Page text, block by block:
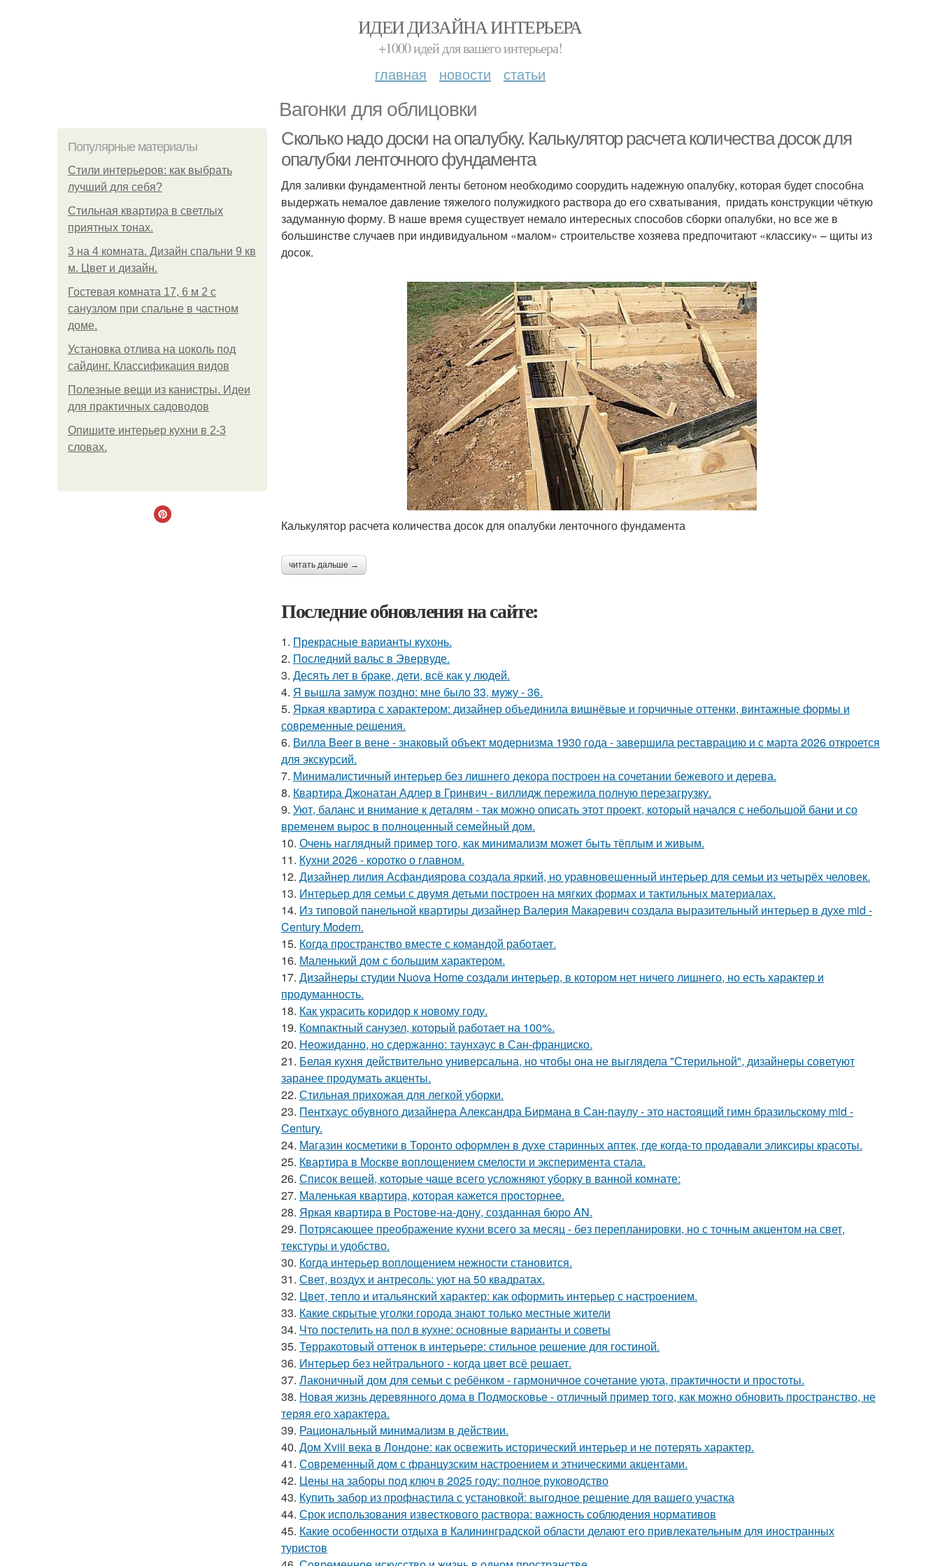
ИДЕИ ДИЗАЙНА ИНТЕРЬЕРА
+1000 идей для вашего интерьера!
главная новости статьи
Вагонки для облицовки
Популярные материалы
Стили интерьеров: как выбрать
лучший для себя?
Стильная квартира в светлых
приятных тонах.
3 на 4 комната. Дизайн спальни 9 кв
м. Цвет и дизайн.
Гостевая комната 17, 6 м 2 с
санузлом при спальне в частном
доме.
Установка отлива на цоколь под
сайдинг. Классификация видов
Полезные вещи из канистры. Идеи
для практичных садоводов
Опишите интерьер кухни в 2-3
словах.
Сколько надо доски на опалубку. Калькулятор расчета количества досок для
опалубки ленточного фундамента
Для заливки фундаментной ленты бетоном необходимо соорудить надежную опалубку, которая будет способна
выдержать немалое давление тяжелого полужидкого раствора до его схватывания, придать конструкции чёткую
задуманную форму. В наше время существует немало интересных способов сборки опалубки, но все же в
большинстве случаев при индивидуальном «малом» строительстве хозяева предпочитают «классику» – щиты из
досок.
Калькулятор расчета количества досок для опалубки ленточного фундамента
читать дальше →
Последние обновления на сайте:
1. Прекрасные варианты кухонь.
2. Последний вальс в Эвервуде.
3. Десять лет в браке, дети, всё как у людей.
4. Я вышла замуж поздно: мне было 33, мужу - 36.
5. Яркая квартира с характером: дизайнер объединила вишнёвые и горчичные оттенки, винтажные формы и
современные решения.
6. Вилла Beer в вене - знаковый объект модернизма 1930 года - завершила реставрацию и с марта 2026 откроется
для экскурсий.
7. Минималистичный интерьер без лишнего декора построен на сочетании бежевого и дерева.
8. Квартира Джонатан Адлер в Гринвич - виллидж пережила полную перезагрузку.
9. Уют, баланс и внимание к деталям - так можно описать этот проект, который начался с небольшой бани и со
временем вырос в полноценный семейный дом.
10. Очень наглядный пример того, как минимализм может быть тёплым и живым.
11. Кухни 2026 - коротко о главном.
12. Дизайнер лилия Асфандиярова создала яркий, но уравновешенный интерьер для семьи из четырёх человек.
13. Интерьер для семьи с двумя детьми построен на мягких формах и тактильных материалах.
14. Из типовой панельной квартиры дизайнер Валерия Макаревич создала выразительный интерьер в духе mid -
Century Modern.
15. Когда пространство вместе с командой работает.
16. Маленький дом с большим характером.
17. Дизайнеры студии Nuova Home создали интерьер, в котором нет ничего лишнего, но есть характер и
продуманность.
18. Как украсить коридор к новому году.
19. Компактный санузел, который работает на 100%.
20. Неожиданно, но сдержанно: таунхаус в Сан-франциско.
21. Белая кухня действительно универсальна, но чтобы она не выглядела "Стерильной", дизайнеры советуют
заранее продумать акценты.
22. Стильная прихожая для легкой уборки.
23. Пентхаус обувного дизайнера Александра Бирмана в Сан-паулу - это настоящий гимн бразильскому mid -
Century.
24. Магазин косметики в Торонто оформлен в духе старинных аптек, где когда-то продавали эликсиры красоты.
25. Квартира в Москве воплощением смелости и эксперимента стала.
26. Список вещей, которые чаще всего усложняют уборку в ванной комнате:
27. Маленькая квартира, которая кажется просторнее.
28. Яркая квартира в Ростове-на-дону, созданная бюро AN.
29. Потрясающее преображение кухни всего за месяц - без перепланировки, но с точным акцентом на свет,
текстуры и удобство.
30. Когда интерьер воплощением нежности становится.
31. Свет, воздух и антресоль: уют на 50 квадратах.
32. Цвет, тепло и итальянский характер: как оформить интерьер с настроением.
33. Какие скрытые уголки города знают только местные жители
34. Что постелить на пол в кухне: основные варианты и советы
35. Терракотовый оттенок в интерьере: стильное решение для гостиной.
36. Интерьер без нейтрального - когда цвет всё решает.
37. Лаконичный дом для семьи с ребёнком - гармоничное сочетание уюта, практичности и простоты.
38. Новая жизнь деревянного дома в Подмосковье - отличный пример того, как можно обновить пространство, не
теряя его характера.
39. Рациональный минимализм в действии.
40. Дом Xviii века в Лондоне: как освежить исторический интерьер и не потерять характер.
41. Современный дом с французским настроением и этническими акцентами.
42. Цены на заборы под ключ в 2025 году: полное руководство
43. Купить забор из профнастила с установкой: выгодное решение для вашего участка
44. Срок использования известкового раствора: важность соблюдения нормативов
45. Какие особенности отдыха в Калининградской области делают его привлекательным для иностранных
туристов